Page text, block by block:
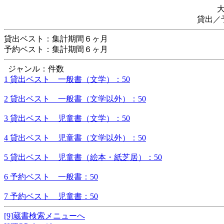
貸出／
貸出ベスト：集計期間６ヶ月
予約ベスト：集計期間６ヶ月
ジャンル：件数
1 貸出ベスト 一般書（文学）：50
2 貸出ベスト 一般書（文学以外）：50
3 貸出ベスト 児童書（文学）：50
4 貸出ベスト 児童書（文学以外）：50
5 貸出ベスト 児童書（絵本・紙芝居）：50
6 予約ベスト 一般書：50
7 予約ベスト 児童書：50
[9]蔵書検索メニューへ